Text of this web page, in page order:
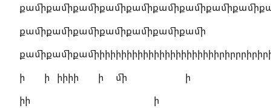
քամիքամիքամիքամիքամիքամիքամի
ի ի իիիի ի մի ի
իի ի